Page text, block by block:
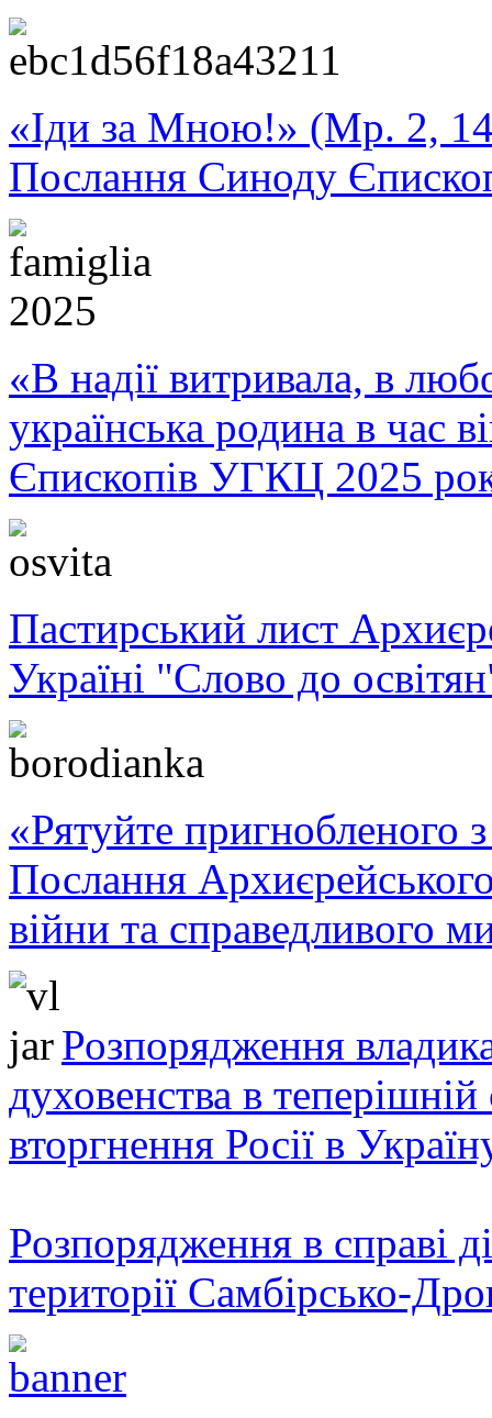
«Іди за Мною!» (Мр. 2,
Послання Синоду
«В надії витривала, в
українська родина в час
Єпископів УГКЦ 2025
Пастирський лист
Україні "Слово до
«Рятуйте пригнобленого
Послання
війни та справедливого
Розпорядження
духовенства в теперішній
вторгнення Росії в
Розпорядження в справі
території Самбірсько-